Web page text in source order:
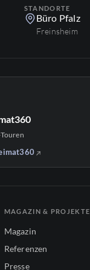
STANDORTE
Büro Pfalz
Freinsheim
MAGAZIN & PROJEKTE
Magazin
Referenzen
Presse